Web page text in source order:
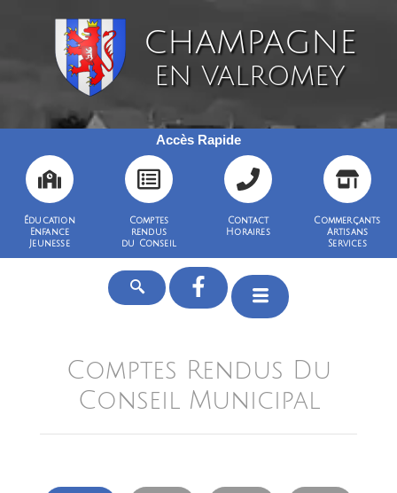
CHAMPAGNE
EN VALROMEY
Accès Rapide
Éducation
Enfance
Jeunesse
Comptes
rendus
du Conseil
Contact
Horaires
Commerçants
Artisans
Services
Comptes Rendus Du
Conseil Municipal